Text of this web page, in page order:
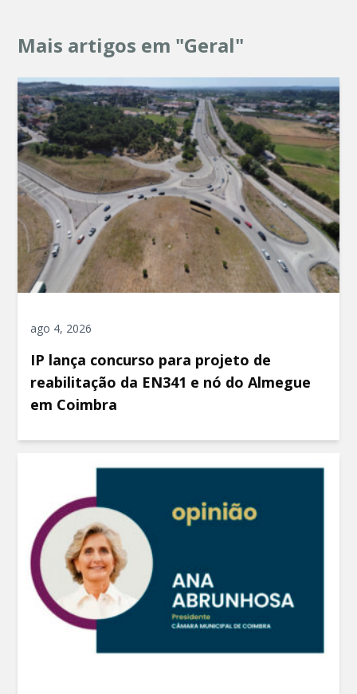
Mais artigos em "Geral"
ago 4, 2026
IP lança concurso para projeto de
reabilitação da EN341 e nó do Almegue
em Coimbra